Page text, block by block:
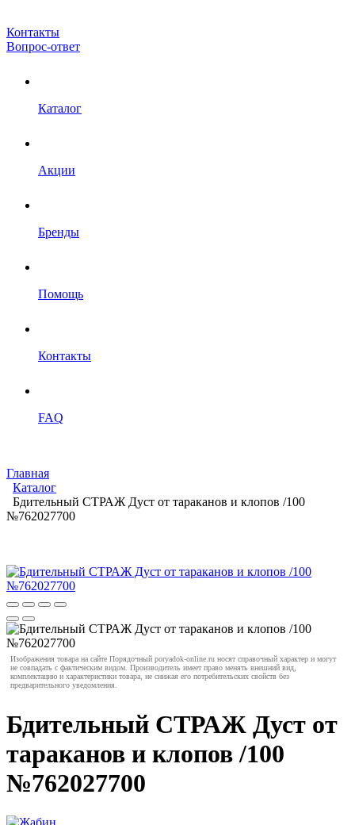
Контакты
Вопрос-ответ
Каталог
Акции
Бренды
Помощь
Контакты
FAQ
Главная
Каталог
Бдительный СТРАЖ Дуст от тараканов и клопов /100
№762027700
Изображения товара на сайте Порядочный poryadok-online.ru носят справочный характер и могут
не совпадать с фактическим видом. Производитель имеет право менять внешний вид,
комплектацию и характеристики товара, не снижая его потребительских свойств без
предварительного уведомления.
Бдительный СТРАЖ Дуст от
тараканов и клопов /100
№762027700